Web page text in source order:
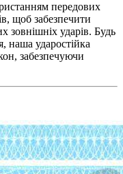
передових
щоб забезпечити
зовнішніх ударів. Будь
наша ударостійка
забезпечуючи